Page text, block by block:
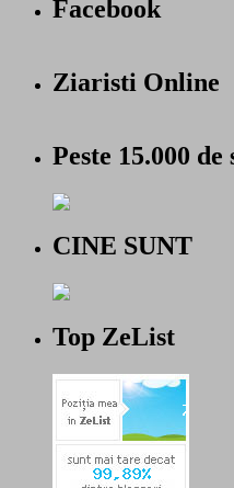
Facebook
Ziaristi Online
Peste 15.000
CINE SUNT
Top ZeList